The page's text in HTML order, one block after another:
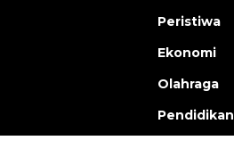
Peristiwa
Ekonomi
Olahraga
Pendidikan